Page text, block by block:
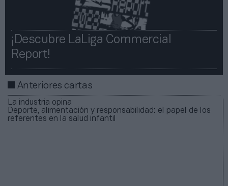
¡Descubre LaLiga Commercial
Report!​​
Anteriores cartas
La industria opina
Deporte, alimentación y responsabilidad: el papel de los
referentes en la salud infantil